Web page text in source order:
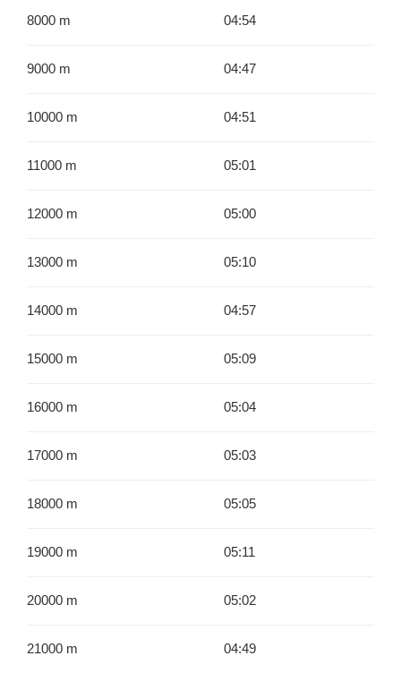
8000 m 04:54
9000 m 04:47
10000 m 04:51
11000 m 05:01
12000 m 05:00
13000 m 05:10
14000 m 04:57
15000 m 05:09
16000 m 05:04
17000 m 05:03
18000 m 05:05
19000 m 05:11
20000 m 05:02
21000 m 04:49